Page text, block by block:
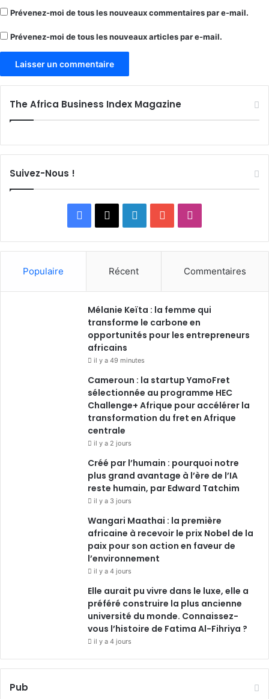
Prévenez-moi de tous les nouveaux commentaires par e-mail.
Prévenez-moi de tous les nouveaux articles par e-mail.
The Africa Business Index Magazine
Suivez-Nous !
Facebook
X LinkedinYouTube
Populaire Récent Commentaires
Mélanie Keïta : la femme qui
transforme le carbone en
opportunités pour les entrepreneurs
africains
il y a 49 minutes
Cameroun : la startup YamoFret
sélectionnée au programme HEC
Challenge+ Afrique pour accélérer la
transformation du fret en Afrique
centrale
il y a 2 jours
Créé par l’humain : pourquoi notre
plus grand avantage à l’ère de l’IA
reste humain, par Edward Tatchim
il y a 3 jours
Wangari Maathai : la première
africaine à recevoir le prix Nobel de la
paix pour son action en faveur de
l’environnement
il y a 4 jours
Elle aurait pu vivre dans le luxe, elle a
préféré construire la plus ancienne
université du monde. Connaissez-
vous l’histoire de Fatima Al-Fihriya ?
il y a 4 jours
Pub